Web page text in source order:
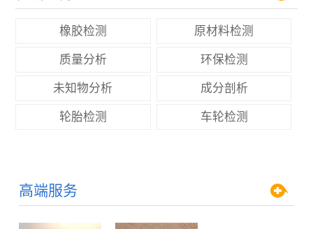
橡胶检测 原材料检测
质量分析 环保检测
未知物分析 成分剖析
轮胎检测 车轮检测
高端服务